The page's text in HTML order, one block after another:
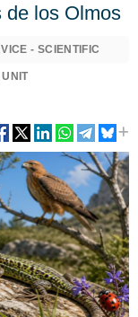
de los Olmos
- SCIENTIFIC
UNIT